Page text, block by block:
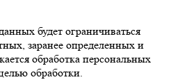
будет ограничиваться
заранее определенных и
обработка персональных
обработки.